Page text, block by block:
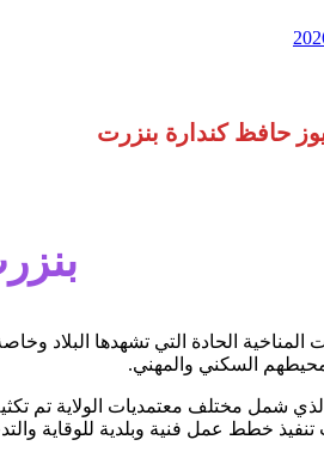
حافظ كندارة بنزرت
المناخية الحادة التي تشهدها البلاد
السكني والمهني.
شمل مختلف معتمديات الولاية تم تكثيف
تنفيذ خطط عمل فنية وبلدية للوقاية